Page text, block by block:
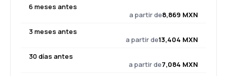
6 meses antes
a partir de8,869 MXN
3 meses antes
a partir de13,404 MXN
30 días antes
a partir de7,084 MXN